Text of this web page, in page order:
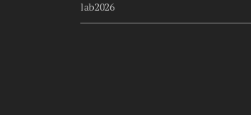
lab2026